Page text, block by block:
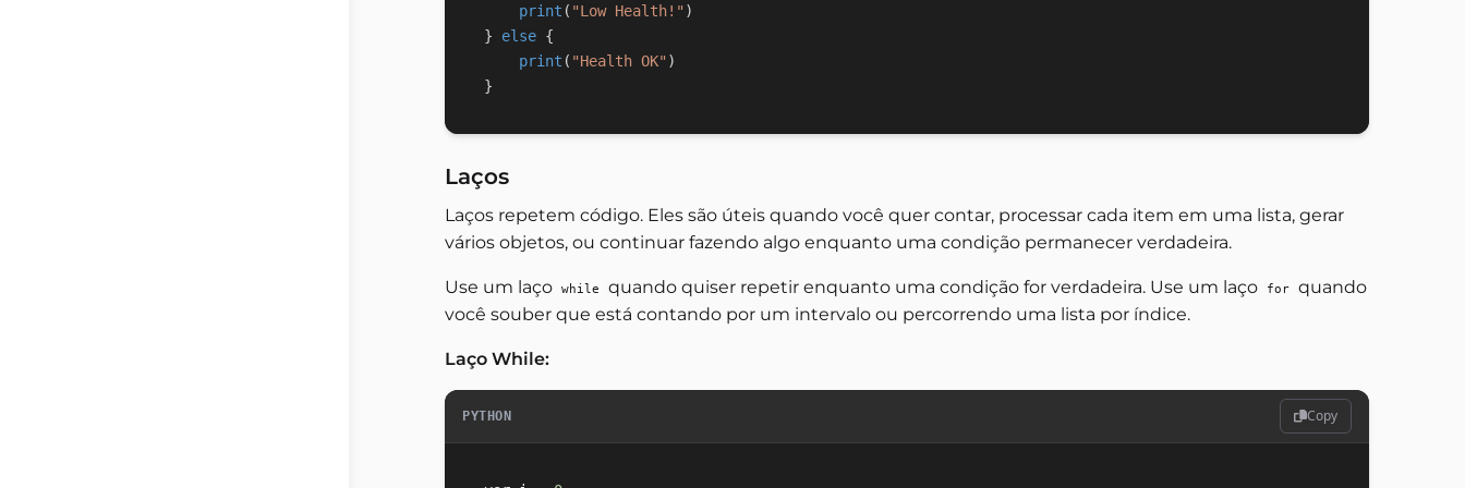
print ( "Low Health!" )
}
else {
print ( "Health OK" )
}
Laços
Laços repetem código. Eles são úteis quando você quer contar, processar cada item em uma lista, gerar
vários objetos, ou continuar fazendo algo enquanto uma condição permanecer verdadeira.
Use um laço while quando quiser repetir enquanto uma condição for verdadeira. Use um laço for quando
você souber que está contando por um intervalo ou percorrendo uma lista por índice.
Laço While:
PYTHON Copy